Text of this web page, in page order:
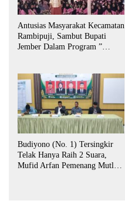
Antusias Masyarakat Kecamatan
Rambipuji, Sambut Bupati
Jember Dalam Program ”
Budiyono (No. 1) Tersingkir
Telak Hanya Raih 2 Suara,
Mufid Arfan Pemenang Mutlak